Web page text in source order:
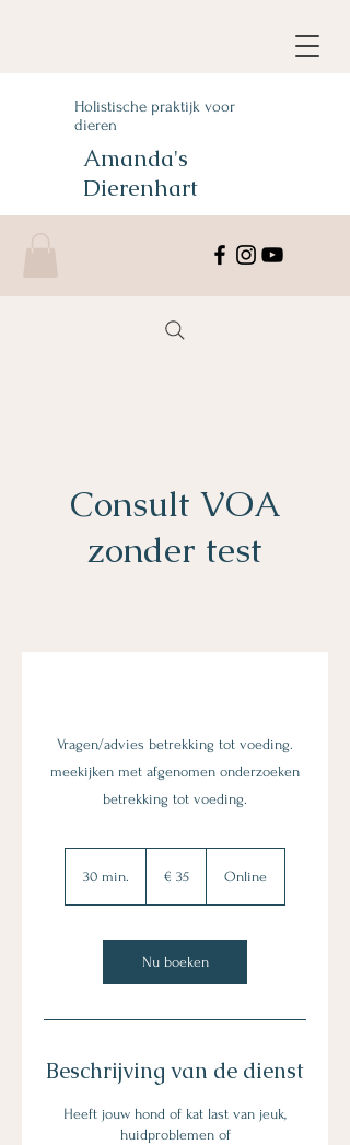
Holistische praktijk voor
dieren
Amanda's
Dierenhart
Consult VOA
zonder test
Vragen/advies betrekking tot voeding.
meekijken met afgenomen onderzoeken
betrekking tot voeding.
30 min.
i
€ 35 Online
Nu boeken
Beschrijving van de dienst
Heeft jouw hond of kat last van jeuk,
huidproblemen of